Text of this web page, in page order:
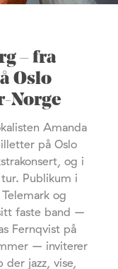
– fra
Oslo
Norge
Amanda
på Oslo
og i
Publikum i
og
faste band –
Fernqvist på
– inviterer
der jazz, vise,